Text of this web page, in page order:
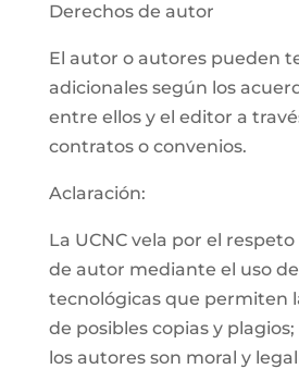
Derechos de autor
El autor o autores pueden
adicionales según los
entre ellos y el editor a
contratos o convenios.
Aclaración:
La UCNC vela por el
de autor mediante el uso
tecnológicas que permiten
de posibles copias y
los autores son moral y